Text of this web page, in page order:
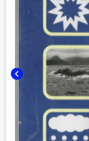
chevron_left